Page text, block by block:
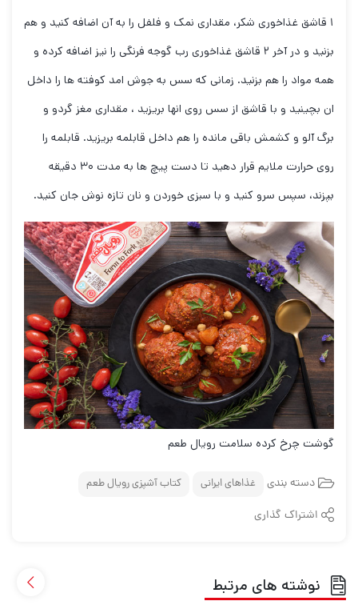
۱ قاشق غذاخوری شکر، مقداری نمک و فلفل را به آن اضافه کنید و هم
بزنید و در آخر ۲ قاشق غذاخوری رب گوجه فرنگی را نیز اضافه کرده و
همه مواد را هم بزنید. زمانی که سس به جوش امد کوفته ها را داخل
ان بچینید و با قاشق از سس روی انها بریزید ، مقداری مغز گردو و
برگ آلو و کشمش باقی مانده را هم داخل قابلمه بریزید. قابلمه را
روی حرارت ملایم قرار دهید تا دست پیچ ها به مدت ۳۰ دقیقه
بپزند، سپس سرو کنید و با سبزی خوردن و نان تازه نوش جان کنید.
گوشت چرخ کرده سلامت رویال طعم
دسته بندی غذاهای ایرانی کتاب آشپزی رویال طعم
اشتراک گذاری
نوشته های مرتبط